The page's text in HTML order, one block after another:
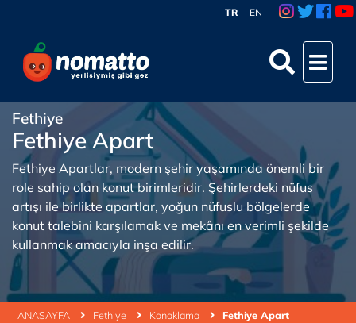
TR EN
ANASAYFA Fethiye Konaklama Fethiye Apart
Fethiye
Fethiye Apart
Fethiye Apartlar, modern şehir yaşamında önemli bir
role sahip olan konut birimleridir. Şehirlerdeki nüfus
artışı ile birlikte apartlar, yoğun nüfuslu bölgelerde
konut talebini karşılamak ve mekânı en verimli şekilde
kullanmak amacıyla inşa edilir.